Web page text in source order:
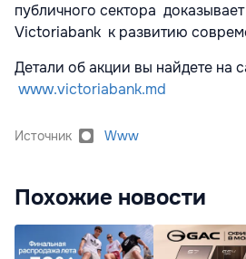
публичного сектора
Victoriabank к развитию
Детали об акции вы найдете на
www.victoriabank.md
Источник Www
Похожие новости